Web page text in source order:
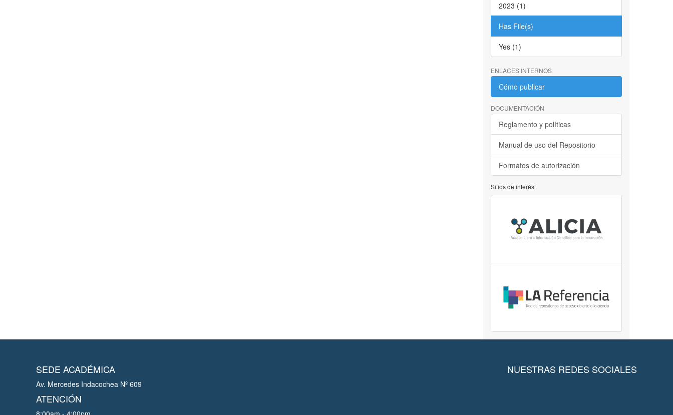
2023 (1)
Has File(s)
Yes (1)
ENLACES INTERNOS
Cómo publicar
DOCUMENTACIÓN
Reglamento y políticas
Manual de uso del Repositorio
Formatos de autorización
Sitios de interés
SEDE ACADÉMICA
Av. Mercedes Indacochea Nº 609
ATENCIÓN
NUESTRAS REDES SOCIALES